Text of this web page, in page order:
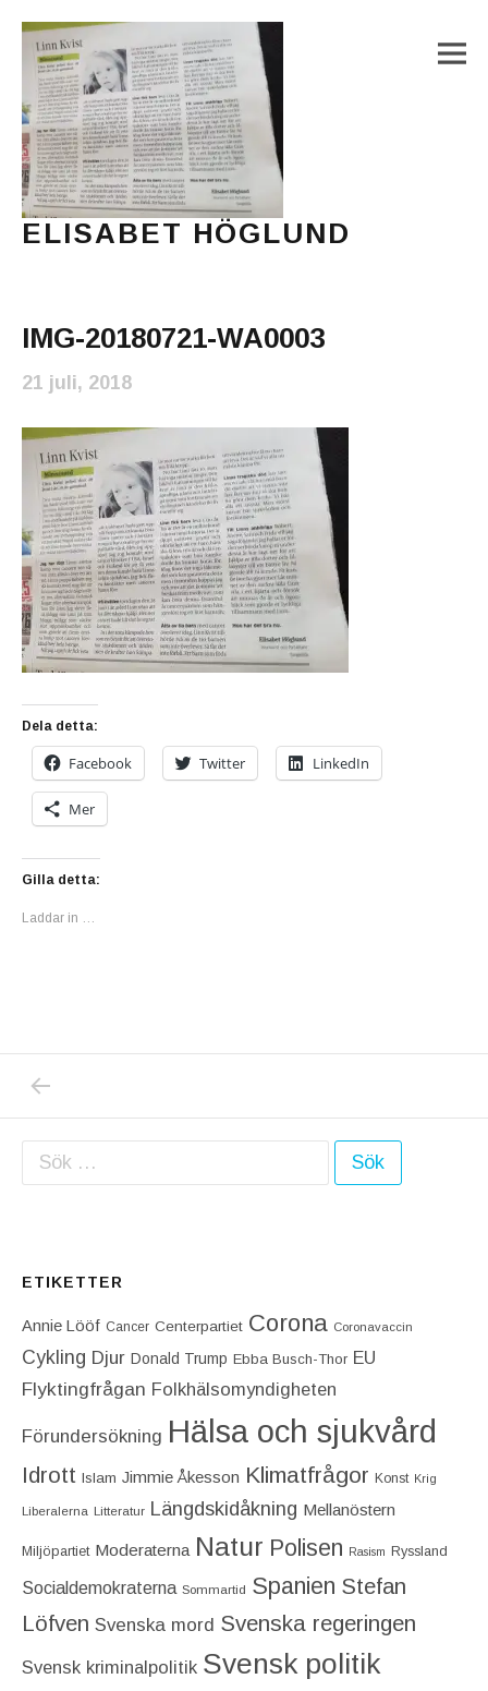
ELISABET HÖGLUND
IMG-20180721-WA0003
21 juli, 2018
Dela detta:
Facebook Twitter LinkedIn
Mer
Gilla detta:
Laddar in …
Inläggsnavigering
Sök efter:
ETIKETTER
Annie Lööf Cancer Centerpartiet‎ Corona Coronavaccin
Cykling Djur Donald Trump Ebba Busch-Thor EU
Flyktingfrågan Folkhälsomyndigheten
Förundersökning Hälsa och sjukvård
Idrott Islam Jimmie Åkesson Klimatfrågor Konst Krig
Liberalerna Litteratur Längdskidåkning Mellanöstern
Miljöpartiet Moderaterna Natur Polisen Rasism Ryssland
Socialdemokraterna Sommartid Spanien Stefan
Löfven Svenska mord Svenska regeringen
Svensk kriminalpolitik Svensk politik